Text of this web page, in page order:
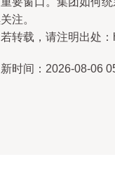
注。
转载，请注明出处
时间：2026-08-06